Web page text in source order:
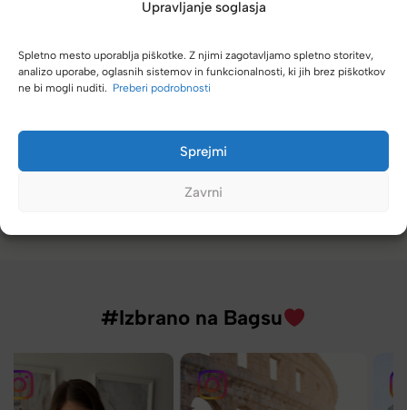
Upravljanje soglasja
Spletno mesto uporablja piškotke. Z njimi zagotavljamo spletno storitev,
analizo uporabe, oglasnih sistemov in funkcionalnosti, ki jih brez piškotkov
ne bi mogli nuditi. Preberi podrobnosti
Sprejmi
Zavrni
Naročanje pri vas je enostavno, zaupanja vredno.
Torbico že nosim, je takšna kot sem pričakovala; lahka,
#Izbrano na Bagsu